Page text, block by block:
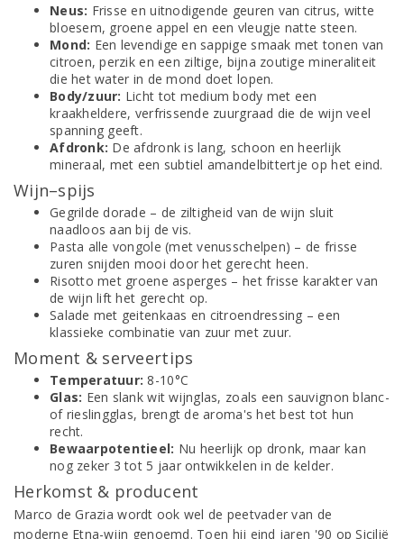
Neus: Frisse en uitnodigende geuren van citrus, witte
bloesem, groene appel en een vleugje natte steen.
Mond: Een levendige en sappige smaak met tonen van
citroen, perzik en een ziltige, bijna zoutige mineraliteit
die het water in de mond doet lopen.
Body/zuur: Licht tot medium body met een
kraakheldere, verfrissende zuurgraad die de wijn veel
spanning geeft.
Afdronk: De afdronk is lang, schoon en heerlijk
mineraal, met een subtiel amandelbittertje op het eind.
Wijn–spijs
Gegrilde dorade – de ziltigheid van de wijn sluit
naadloos aan bij de vis.
Pasta alle vongole (met venusschelpen) – de frisse
zuren snijden mooi door het gerecht heen.
Risotto met groene asperges – het frisse karakter van
de wijn lift het gerecht op.
Salade met geitenkaas en citroendressing – een
klassieke combinatie van zuur met zuur.
Moment & serveertips
Temperatuur: 8-10°C
Glas: Een slank wit wijnglas, zoals een sauvignon blanc-
of rieslingglas, brengt de aroma's het best tot hun
recht.
Bewaarpotentieel: Nu heerlijk op dronk, maar kan
nog zeker 3 tot 5 jaar ontwikkelen in de kelder.
Herkomst & producent
Marco de Grazia wordt ook wel de peetvader van de
moderne Etna-wijn genoemd. Toen hij eind jaren '90 op Sicilië